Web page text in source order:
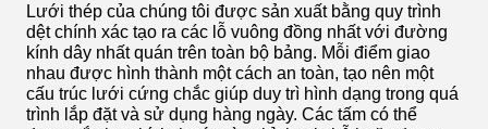
Lưới thép của chúng tôi được sản xuất bằng quy trình
dệt chính xác tạo ra các lỗ vuông đồng nhất với đường
kính dây nhất quán trên toàn bộ bảng. Mỗi điểm giao
nhau được hình thành một cách an toàn, tạo nên một
cấu trúc lưới cứng chắc giúp duy trì hình dạng trong quá
trình lắp đặt và sử dụng hàng ngày. Các tấm có thể